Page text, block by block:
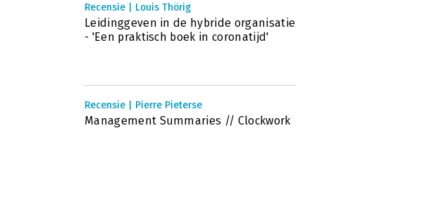
Recensie | Louis Thörig
Leidinggeven in de hybride organisatie
- 'Een praktisch boek in coronatijd'
Recensie | Pierre Pieterse
Management Summaries // Clockwork